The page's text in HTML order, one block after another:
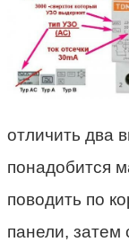
отличить два
понадобится
поводить по
панели, затем